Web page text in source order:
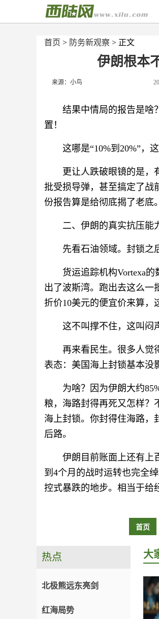
首页 > 防务新观察 > 正文
伊朗根本
来源：小鸟
结果中情局的报告是啥
置！
这哪是“10%到20%”，
更让人跌破眼镜的是，
批受损导弹，甚至搞定了战
份报告算是给彻底揭了老底。
二、伊朗的真实抗压能
先看石油领域。封锁之
货运追踪机构Vortexa
出了波斯湾。跑出去这么一
折价10美元的便宜价来算，
这不叫撑不住，这叫闷
再来看民生。很多人觉
表态：美国海上封锁基本没
为啥？因为伊朗大约
粮，海路封得再死又怎样？
海上封锁。你封得住海路，
后路。
伊朗目前账面上还有上
到4个月的战时运转也完全
控式暴跌的地步。相当于
首页
热点
北极熊远东亮剑
红海局势
大